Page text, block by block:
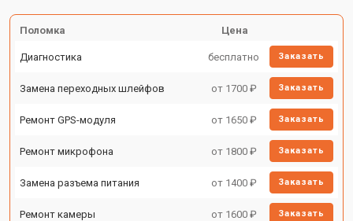
Поломка Цена
Диагностика бесплатно Заказать
Замена переходных шлейфов от 1700 ₽ Заказать
Ремонт GPS-модуля от 1650 ₽ Заказать
Ремонт микрофона от 1800 ₽ Заказать
Замена разъема питания от 1400 ₽ Заказать
Ремонт камеры от 1600 ₽ Заказать